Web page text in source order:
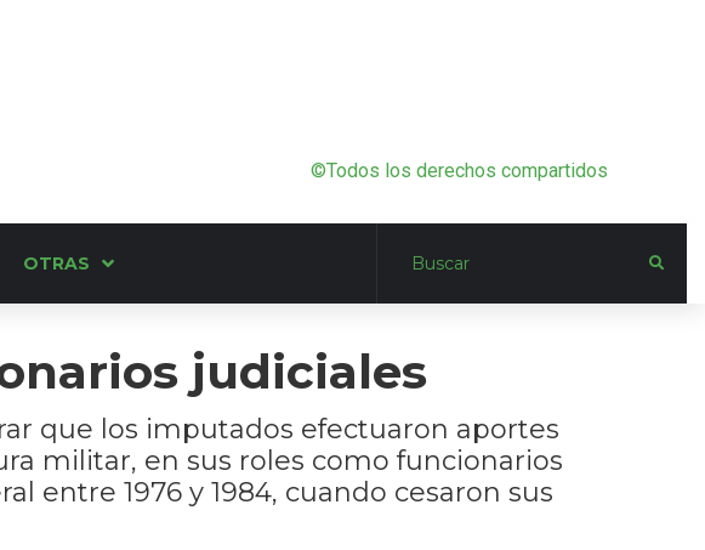
©Todos los derechos compartidos
OTRAS
judiciales
que los imputados efectuaron aportes
militar, en sus roles como funcionarios
entre 1976 y 1984, cuando cesaron sus